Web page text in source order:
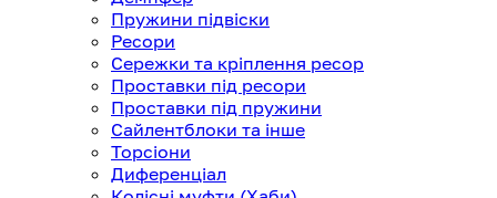
Пружини підвіски
Ресори
Сережки та кріплення ресор
Проставки під ресори
Проставки під пружини
Сайлентблоки та інше
Торсіони
Диференціал